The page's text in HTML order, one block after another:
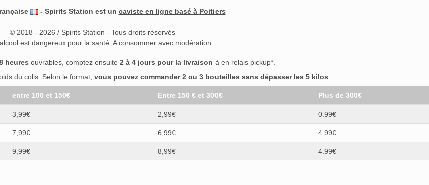
- Spirits Station est un caviste en ligne basé à Poitiers
© 2018 - 2026 / Spirits Station - Tous droits réservés
est dangereux pour la santé. A consommer avec modération.
heures ouvrables, comptez ensuite 2 à 4 jours pour la livraison à en relais pickup*.
du colis. Selon le format, vous pouvez commander 2 ou 3 bouteilles sans dépasser les 5 kilos
entre 100 et 150€ Entre 150 € et 300€ Plus de 300€
3,99€ 2,99€ 0.99€
7,99€ 6,99€ 4.99€
9,99€ 8,99€ 4.99€